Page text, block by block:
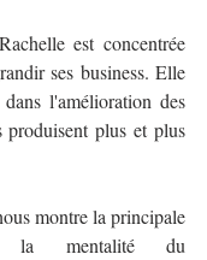
est concentrée
ses business. Elle
l'amélioration des
plus et plus
montre la principale
la mentalité du